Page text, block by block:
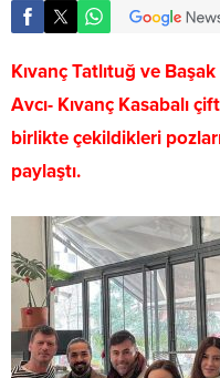
Kıvanç Tatlıtuğ ve
Avcı- Kıvanç Kasabalı
birlikte çekildikleri
paylaştı.